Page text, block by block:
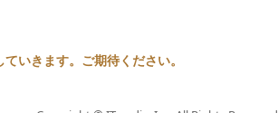
いきます。ご期待ください。